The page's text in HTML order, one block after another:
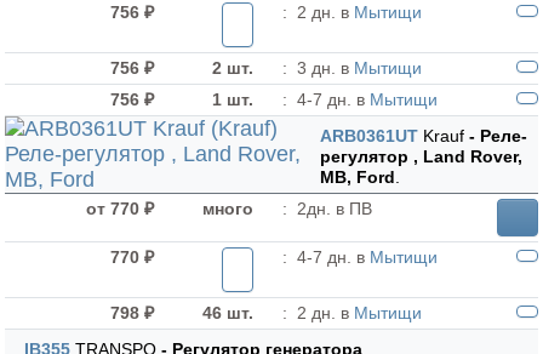
756 ₽
: 2 дн. в Мытищи
756 ₽ 2 шт. : 3 дн. в Мытищи
756 ₽
1 шт. : 4-7 дн. в Мытищи
ARB0361UT Krauf - Реле-
регулятор , Land Rover,
MB, Ford.
от 770 ₽
много : 2дн. в ПВ
770 ₽ : 4-7 дн. в Мытищи
798 ₽ 46 шт. : 2 дн. в Мытищи
IB355 TRANSPO - Регулятор генератора